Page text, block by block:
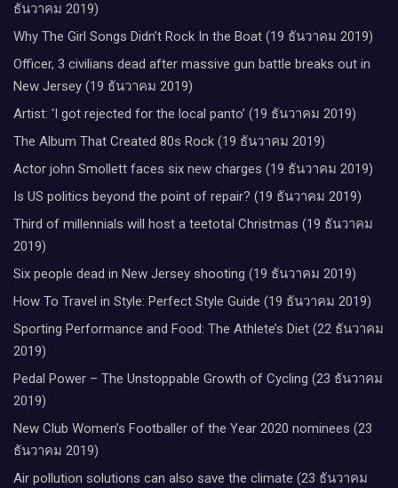
ธันวาคม 2019)
Why The Girl Songs Didn’t Rock In the Boat (19 ธันวาคม 2019)
Officer, 3 civilians dead after massive gun battle breaks out in
New Jersey (19 ธันวาคม 2019)
Artist: ‘I got rejected for the local panto’ (19 ธันวาคม 2019)
The Album That Created 80s Rock (19 ธันวาคม 2019)
Actor john Smollett faces six new charges (19 ธันวาคม 2019)
Is US politics beyond the point of repair? (19 ธันวาคม 2019)
Third of millennials will host a teetotal Christmas (19 ธันวาคม
2019)
Six people dead in New Jersey shooting (19 ธันวาคม 2019)
How To Travel in Style: Perfect Style Guide (19 ธันวาคม 2019)
Sporting Performance and Food: The Athlete’s Diet (22 ธันวาคม
2019)
Pedal Power – The Unstoppable Growth of Cycling (23 ธันวาคม
2019)
New Club Women’s Footballer of the Year 2020 nominees (23
ธันวาคม 2019)
Air pollution solutions can also save the climate (23 ธันวาคม